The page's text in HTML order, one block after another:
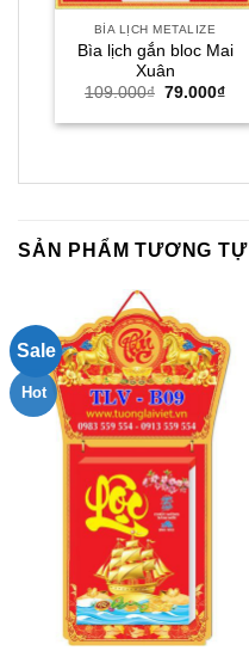
BÌA LỊCH METALIZE
Bìa lịch gắn bloc Mai
Xuân
109.000₫ Giá
là:
79.000₫Giá
tại
SẢN PHẨM TƯƠNG TỰ
Sale
Hot